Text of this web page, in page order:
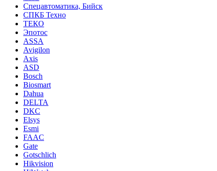
Спецавтоматика, Бийск
СПКБ Техно
ТЕКО
Эпотос
ASSA
Avigilon
Axis
ASD
Bosch
Biosmart
Dahua
DELTA
DKC
Elsys
Esmi
FAAC
Gate
Gotschlich
Hikvision